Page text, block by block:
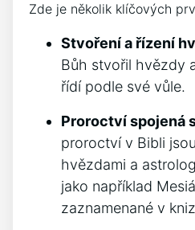
Zde je několik klíčových
Stvoření a řízení
Bůh stvořil hvězdy
řídí podle své vůle.
Proroctví spojená
proroctví v Bibli
hvězdami a
jako například
zaznamenané v